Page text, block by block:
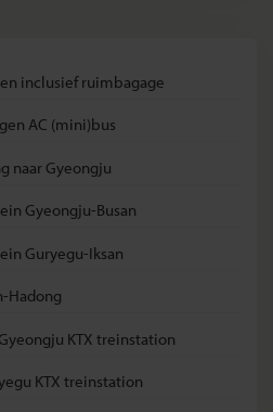
inclusief ruimbagage
AC (mini)bus
naar Gyeongju
Gyeongju-Busan
Guryegu-Iksan
Hadong
KTX treinstation
KTX treinstation